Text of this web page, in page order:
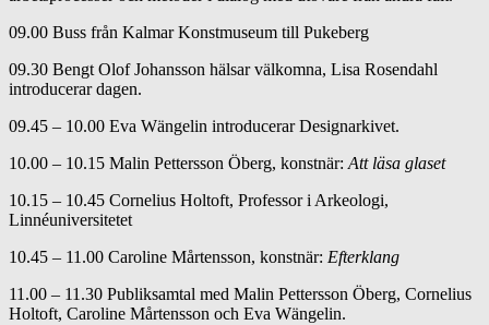
09.00 Buss från Kalmar Konstmuseum till Pukeberg
09.30 Bengt Olof Johansson hälsar välkomna, Lisa Rosendahl
introducerar dagen.
09.45 – 10.00 Eva Wängelin introducerar Designarkivet.
10.00 – 10.15 Malin Pettersson Öberg, konstnär: Att läsa glaset
10.15 – 10.45 Cornelius Holtoft, Professor i Arkeologi,
Linnéuniversitetet
10.45 – 11.00 Caroline Mårtensson, konstnär: Efterklang
11.00 – 11.30 Publiksamtal med Malin Pettersson Öberg, Cornelius
Holtoft, Caroline Mårtensson och Eva Wängelin.